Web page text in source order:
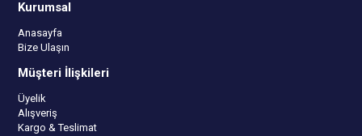
Kurumsal
Anasayfa
Bize Ulaşın
Müşteri İlişkileri
Üyelik
Alışveriş
Kargo & Teslimat